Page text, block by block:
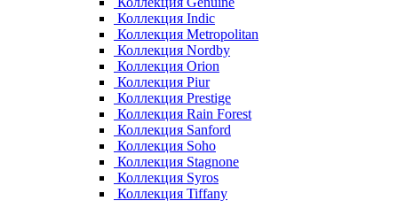
Коллекция Indic
Коллекция Metropolitan
Коллекция Nordby
Коллекция Orion
Коллекция Piur
Коллекция Prestige
Коллекция Rain Forest
Коллекция Sanford
Коллекция Soho
Коллекция Stagnone
Коллекция Syros
Коллекция Tiffany